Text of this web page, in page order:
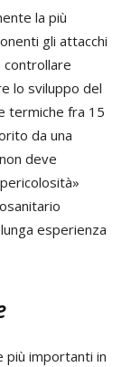
la più
gli attacchi
lo sviluppo del
termiche fra 15
da una
deve
esperienza
più importanti in